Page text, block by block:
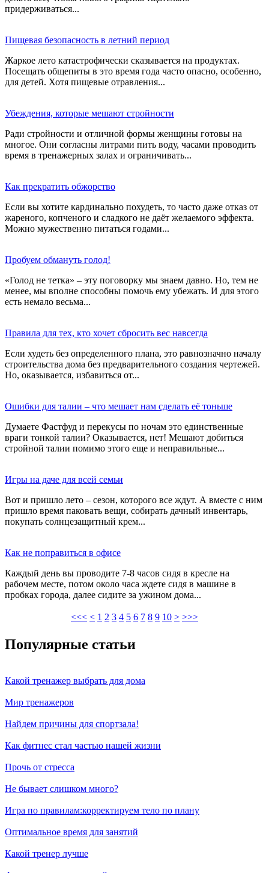
придерживаться...
Пищевая безопасность в летний период
Жаркое лето катастрофически сказывается на продуктах.
Посещать общепиты в это время года часто опасно, особенно,
для детей. Хотя пищевые отравления...
Убеждения, которые мешают стройности
Ради стройности и отличной формы женщины готовы на
многое. Они согласны литрами пить воду, часами проводить
время в тренажерных залах и ограничивать...
Как прекратить обжорство
Если вы хотите кардинально похудеть, то часто даже отказ от
жареного, копченого и сладкого не даёт желаемого эффекта.
Можно мужественно питаться годами...
Пробуем обмануть голод!
«Голод не тетка» – эту поговорку мы знаем давно. Но, тем не
менее, мы вполне способны помочь ему убежать. И для этого
есть немало весьма...
Правила для тех, кто хочет сбросить вес навсегда
Если худеть без определенного плана, это равнозначно началу
строительства дома без предварительного создания чертежей.
Но, оказывается, избавиться от...
Ошибки для талии – что мешает нам сделать её тоньше
Думаете Фастфуд и перекусы по ночам это единственные
враги тонкой талии? Оказывается, нет! Мешают добиться
стройной талии помимо этого еще и неправильные...
Игры на даче для всей семьи
Вот и пришло лето – сезон, которого все ждут. А вместе с ним
пришло время паковать вещи, собирать дачный инвентарь,
покупать солнцезащитный крем...
Как не поправиться в офисе
Каждый день вы проводите 7-8 часов сидя в кресле на
рабочем месте, потом около часа ждете сидя в машине в
пробках города, далее сидите за ужином дома...
<<< < 1 2 3 4 5 6 7 8 9 10 > >>>
Популярные статьи
Какой тренажер выбрать для дома
Мир тренажеров
Найдем причины для спортзала!
Как фитнес стал частью нашей жизни
Прочь от стресса
Не бывает слишком много?
Игра по правилам:корректируем тело по плану
Оптимальное время для занятий
Какой тренер лучше